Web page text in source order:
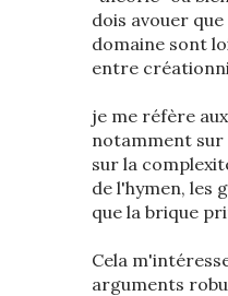
dois avouer
domaine sont
entre
je me réfère
notamment sur
sur la
de l'hymen, les
que la brique
Cela
arguments